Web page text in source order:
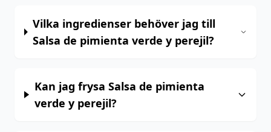
Vilka ingredienser behöver jag till
Salsa de pimienta verde y perejil?
Kan jag frysa Salsa de pimienta
verde y perejil?